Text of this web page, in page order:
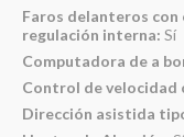
Faros delanteros con
regulación interna: Sí
Computadora de a
Control de velocidad
Dirección asistida